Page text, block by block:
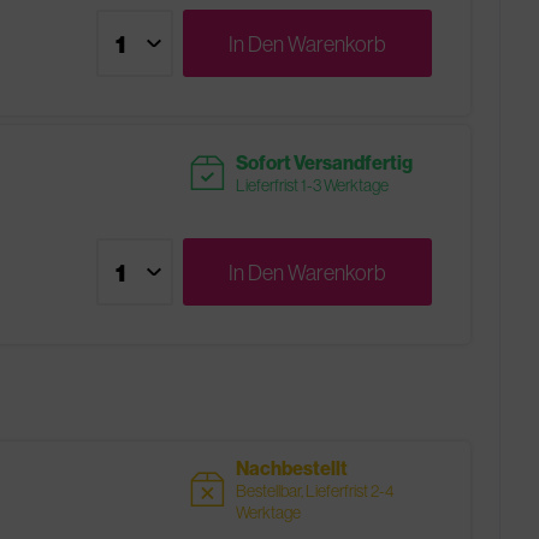
In DenWarenkorb
readytoship Sofort Versandfertig
Lieferfrist 1-3 Werktage
In DenWarenkorb
sold Nachbestellt
Bestellbar, Lieferfrist 2-4
Werktage